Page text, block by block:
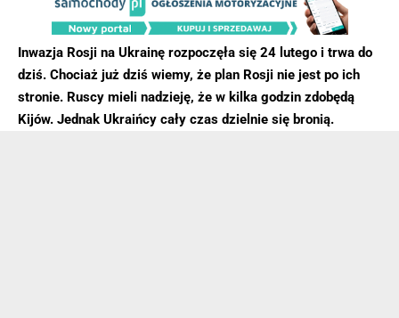
Inwazja Rosji na Ukrainę rozpoczęła się 24 lutego i trwa do
dziś. Chociaż już dziś wiemy, że plan Rosji nie jest po ich
stronie. Ruscy mieli nadzieję, że w kilka godzin zdobędą
Kijów. Jednak Ukraińcy cały czas dzielnie się bronią.